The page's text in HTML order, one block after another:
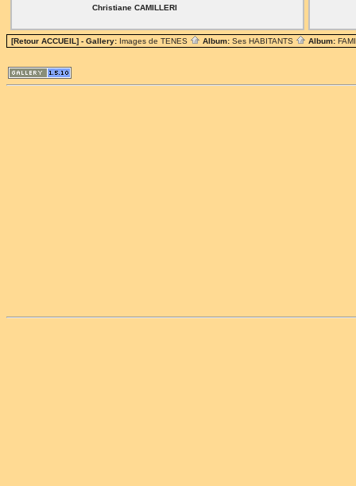
Christiane CAMILLERI
[Retour ACCUEIL] - Gallery: Images de TENES Album: Ses HABITANTS Album: